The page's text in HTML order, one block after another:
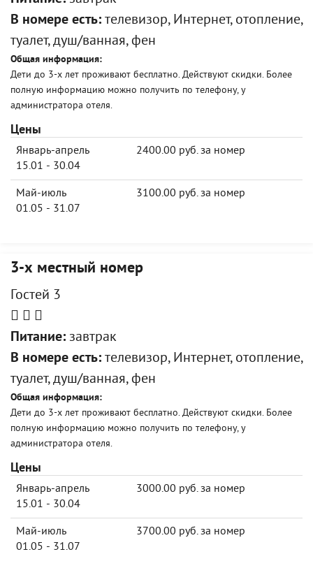
В номере есть: телевизор, Интернет, отопление,
туалет, душ/ванная, фен
Общая информация:
Дети до 3-х лет проживают бесплатно. Действуют скидки. Более
полную информацию можно получить по телефону, у
администратора отеля.
Цены
Январь-апрель
15.01 - 30.04
2400.00 руб. за номер
Май-июль
01.05 - 31.07
3100.00 руб. за номер
3-х местный номер
Гостей 3
Питание: завтрак
В номере есть: телевизор, Интернет, отопление,
туалет, душ/ванная, фен
Общая информация:
Дети до 3-х лет проживают бесплатно. Действуют скидки. Более
полную информацию можно получить по телефону, у
администратора отеля.
Цены
Январь-апрель
15.01 - 30.04
3000.00 руб. за номер
Май-июль
01.05 - 31.07
3700.00 руб. за номер